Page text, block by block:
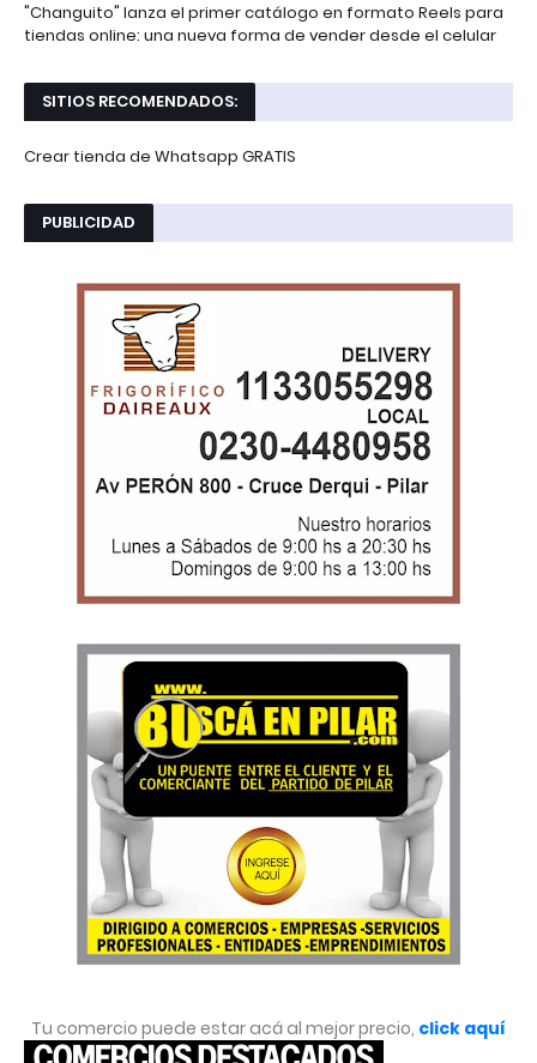
"Changuito" lanza el primer catálogo en formato Reels para
tiendas online: una nueva forma de vender desde el celular
SITIOS RECOMENDADOS:
Crear tienda de Whatsapp GRATIS
PUBLICIDAD
Tu comercio puede estar acá al mejor precio, click aquí